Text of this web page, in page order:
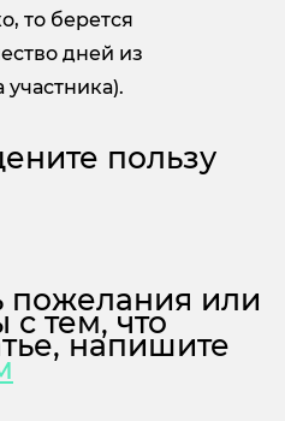
то берется
дней из
пользу
пожелания или
с тем, что
напишите